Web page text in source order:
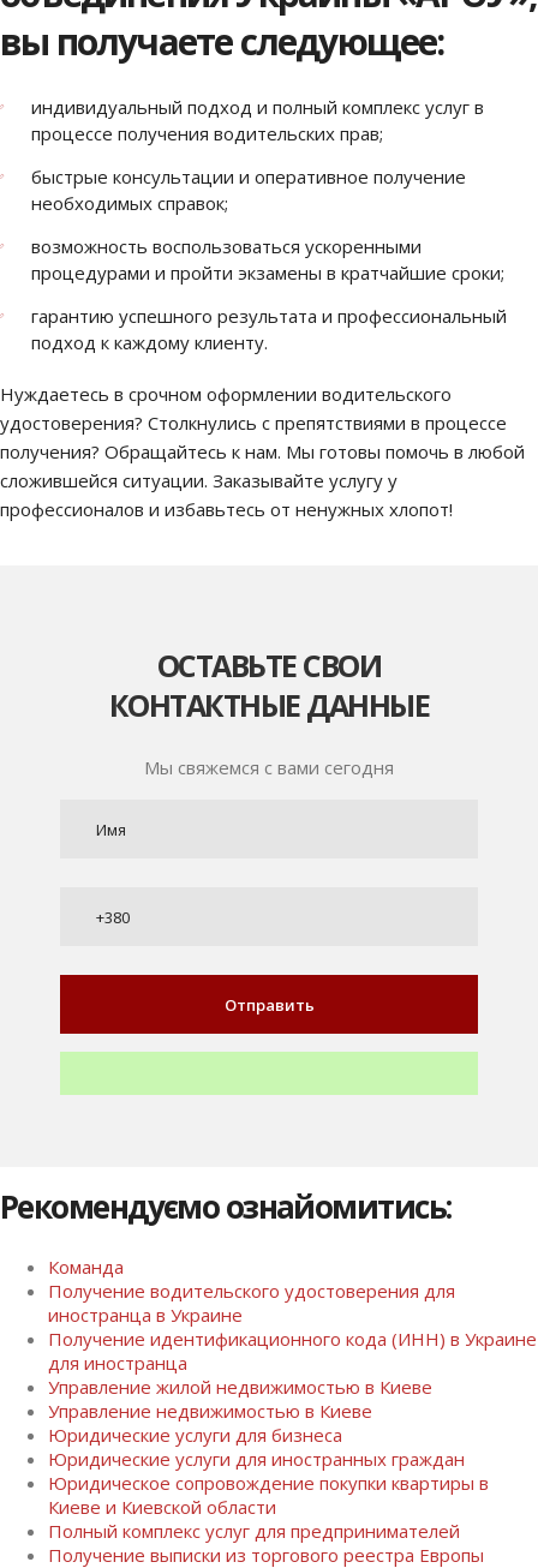
вы получаете следующее:
индивидуальный подход и полный комплекс услуг в
процессе получения водительских прав;
быстрые консультации и оперативное получение
необходимых справок;
возможность воспользоваться ускоренными
процедурами и пройти экзамены в кратчайшие сроки;
гарантию успешного результата и профессиональный
подход к каждому клиенту.
Нуждаетесь в срочном оформлении водительского
удостоверения? Столкнулись с препятствиями в процессе
получения? Обращайтесь к нам. Мы готовы помочь в любой
сложившейся ситуации. Заказывайте услугу у
профессионалов и избавьтесь от ненужных хлопот!
ОСТАВЬТЕ СВОИ
КОНТАКТНЫЕ ДАННЫЕ
Мы свяжемся с вами сегодня
Рекомендуємо ознайомитись:
Команда
Получение водительского удостоверения для
иностранца в Украине
Получение идентификационного кода (ИНН) в Украине
для иностранца
Управление жилой недвижимостью в Киеве
Управление недвижимостью в Киеве
Юридические услуги для бизнеса
Юридические услуги для иностранных граждан
Юридическое сопровождение покупки квартиры в
Киеве и Киевской области
Полный комплекс услуг для предпринимателей
Получение выписки из торгового реестра Европы